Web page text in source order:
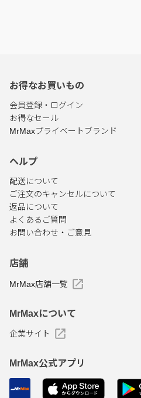
お得なお買いもの
会員登録・ログイン
お得なセール
MrMaxプライベートブランド
ヘルプ
配送について
ご注文のキャンセルについて
返品について
よくあるご質問
お問い合わせ・ご意見
店舗
MrMax店舗一覧
MrMaxについて
企業サイト
MrMax公式アプリ